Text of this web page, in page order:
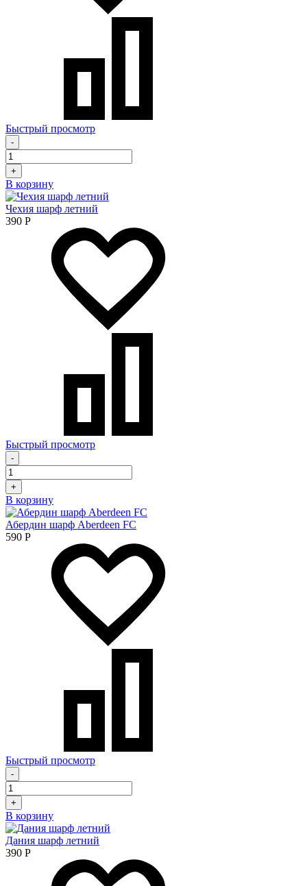
Быстрый просмотр
-
+
В корзину
Чехия шарф летний
390 Р
Быстрый просмотр
-
+
В корзину
Абердин шарф Aberdeen FC
590 Р
Быстрый просмотр
-
+
В корзину
Дания шарф летний
390 Р